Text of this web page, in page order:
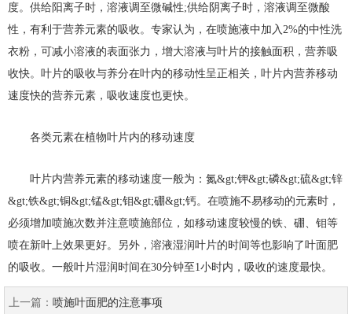
度。供给阳离子时，溶液调至微碱性;供给阴离子时，溶液调至微酸
性，有利于营养元素的吸收。专家认为，在喷施液中加入2%的中性洗
衣粉，可减小溶液的表面张力，增大溶液与叶片的接触面积，营养吸
收快。叶片的吸收与养分在叶内的移动性呈正相关，叶片内营养移动
速度快的营养元素，吸收速度也更快。
各类元素在植物叶片内的移动速度
叶片内营养元素的移动速度一般为：氮&gt;钾&gt;磷&gt;硫&gt;锌
&gt;铁&gt;铜&gt;锰&gt;钼&gt;硼&gt;钙。在喷施不易移动的元素时，
必须增加喷施次数并注意喷施部位，如移动速度较慢的铁、硼、钼等
喷在新叶上效果更好。另外，溶液湿润叶片的时间等也影响了叶面肥
的吸收。一般叶片湿润时间在30分钟至1小时内，吸收的速度最快。
上一篇： 喷施叶面肥的注意事项